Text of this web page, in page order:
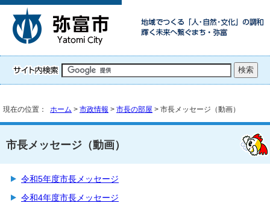
現在の位置： ホーム > 市政情報 > 市長の部屋 > 市長メッセージ（動画）
市長メッセージ（動画）
令和5年度市長メッセージ
令和4年度市長メッセージ